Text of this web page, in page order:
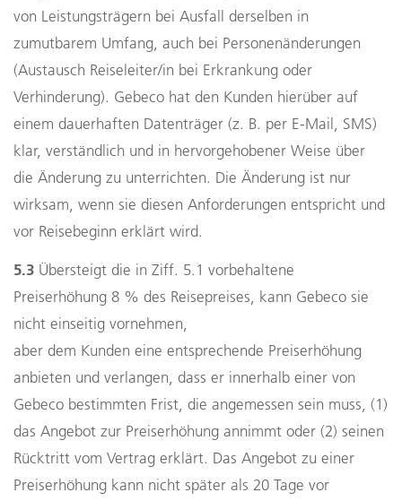
von Leistungsträgern bei Ausfall derselben in
zumutbarem Umfang, auch bei Personenänderungen
(Austausch Reiseleiter/in bei Erkrankung oder
Verhinderung). Gebeco hat den Kunden hierüber auf
einem dauerhaften Datenträger (z. B. per E-Mail, SMS)
klar, verständlich und in hervorgehobener Weise über
die Änderung zu unterrichten. Die Änderung ist nur
wirksam, wenn sie diesen Anforderungen entspricht und
vor Reisebeginn erklärt wird.
5.3 Übersteigt die in Ziff. 5.1 vorbehaltene
Preiserhöhung 8 % des Reisepreises, kann Gebeco sie
nicht einseitig vornehmen,
aber dem Kunden eine entsprechende Preiserhöhung
anbieten und verlangen, dass er innerhalb einer von
Gebeco bestimmten Frist, die angemessen sein muss, (1)
das Angebot zur Preiserhöhung annimmt oder (2) seinen
Rücktritt vom Vertrag erklärt. Das Angebot zu einer
Preiserhöhung kann nicht später als 20 Tage vor